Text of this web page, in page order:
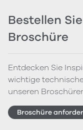
Bestellen
Broschüre
Entdecken Sie
wichtige
unseren
Broschüre